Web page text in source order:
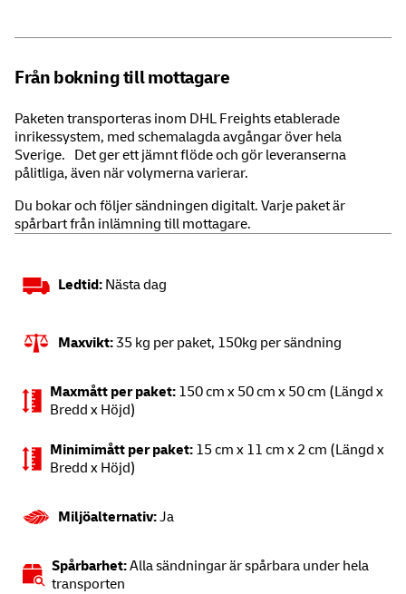
Från bokning till mottagare
Paketen transporteras inom DHL Freights etablerade
inrikessystem, med schemalagda avgångar över hela
Sverige. Det ger ett jämnt flöde och gör leveranserna
pålitliga, även när volymerna varierar.
Du bokar och följer sändningen digitalt. Varje paket är
spårbart från inlämning till mottagare.
Ledtid: Nästa dag
Maxvikt:35 kg per paket, 150kg per sändning
Maxmått per paket:150 cm x 50 cm x 50 cm (Längd x
Bredd x Höjd)
Minimimått per paket:15 cm x 11 cm x 2 cm (Längd x
Bredd x Höjd)
Miljöalternativ:Ja
Spårbarhet:Alla sändningar är spårbara under hela
transporten